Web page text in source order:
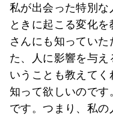
私が出会った特別な
ときに起こる変化
さんにも知ってい
た、人に影響を与え
いうことも教えて
知って欲しいので
です。つまり、私